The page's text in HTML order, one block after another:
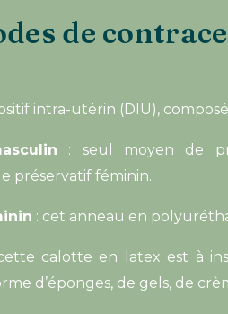
de
intra-utérin (DIU),
: seul moyen de
préservatif féminin.
: cet anneau en
calotte en latex est à
d’éponges, de gels, de